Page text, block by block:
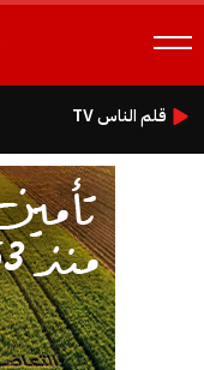
قلم الناس TV